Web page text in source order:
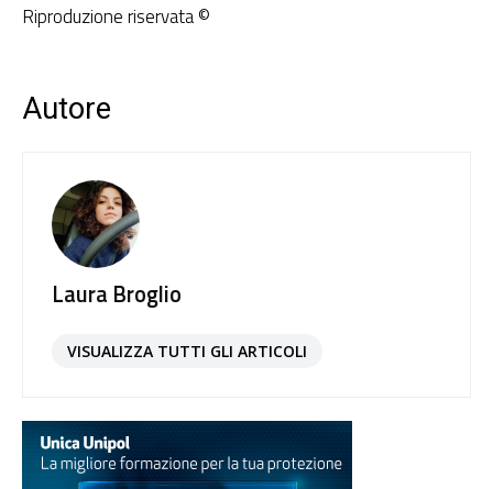
Riproduzione riservata ©
Autore
Laura Broglio
VISUALIZZA TUTTI GLI ARTICOLI